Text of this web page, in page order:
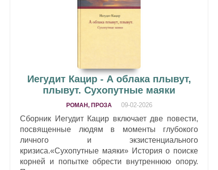
Иегудит Кацир - А облака плывут,
плывут. Сухопутные маяки
РОМАН, ПРОЗА 09-02-2026
Сборник Иегудит Кацир включает две повести,
посвященные людям в моменты глубокого
личного и экзистенциального
кризиса.«Сухопутные маяки» История о поиске
корней и попытке обрести внутреннюю опору.